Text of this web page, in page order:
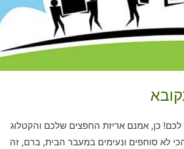
לכם! כן, אמנם אריזת החפצים שלכם והקטלוג
לא סוחפים ונעימים במעבר הבית, ברם, זה